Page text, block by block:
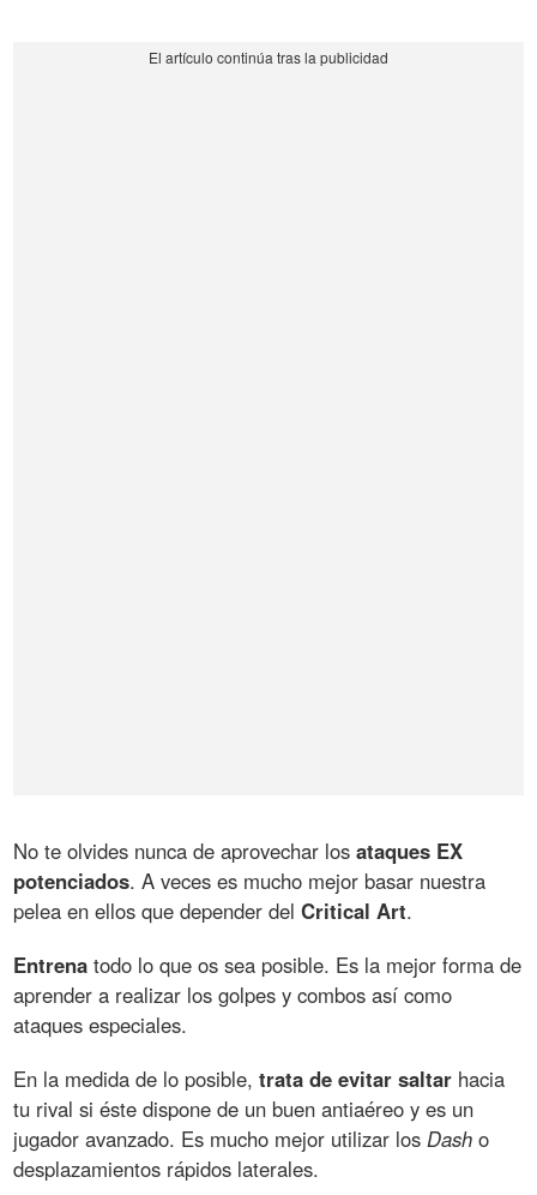
No te olvides nunca de aprovechar losataques EX
potenciados. A veces es mucho mejor basar nuestra
pelea en ellos que depender delCritical Art.
Entrena todo lo que os sea posible. Es la mejor forma de
aprender a realizar los golpes y combos así como
ataques especiales.
En la medida de lo posible,trata de evitar saltar hacia
tu rival si éste dispone de un buen antiaéreo y es un
jugador avanzado. Es mucho mejor utilizar losDash o
desplazamientos rápidos laterales.